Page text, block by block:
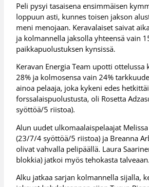
Peli pysyi tasaisena ensimmäisen
loppuun asti, kunnes toisen jakson
meni menojaan. Keravalaiset saivat
ja kolmannella jaksolla yhteensä vain
paikkapuolustuksen kynsissä.
Keravan Energia Team upotti ottelussa
28% ja kolmosensa vain 24%
ainoa pelaaja, joka kykeni edes
forssalaispuolustusta, oli Rosetta
syöttöä/5 riistoa).
Alun uudet ulkomaalaispelaajat
(23/7/4 syöttöä/5 riistoa) ja Breanna
olivat vahvalla pelipäällä. Laura
blokkia) jatkoi myös tehokasta talveaan.
Alku jatkaa sarjan kolmannella sijalla,